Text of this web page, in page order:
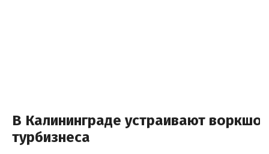
В Калининграде устраивают
турбизнеса